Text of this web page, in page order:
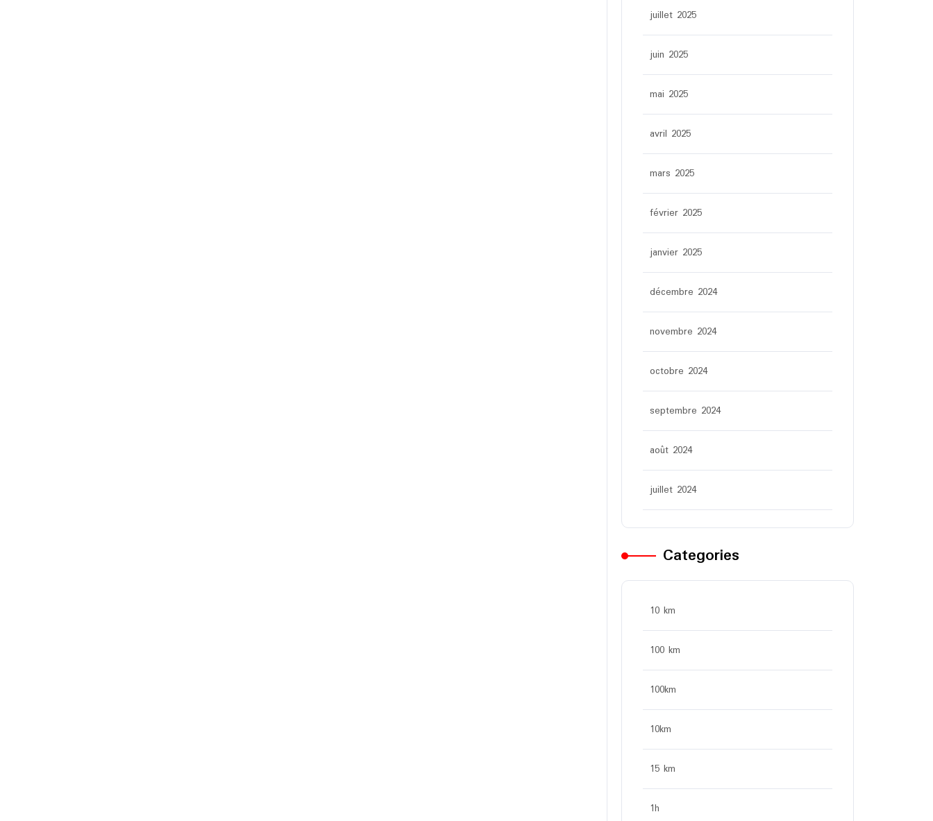
juillet 2025
juin 2025
mai 2025
avril 2025
mars 2025
février 2025
janvier 2025
décembre 2024
novembre 2024
octobre 2024
septembre 2024
août 2024
juillet 2024
Categories
10 km
100 km
100km
10km
15 km
1h